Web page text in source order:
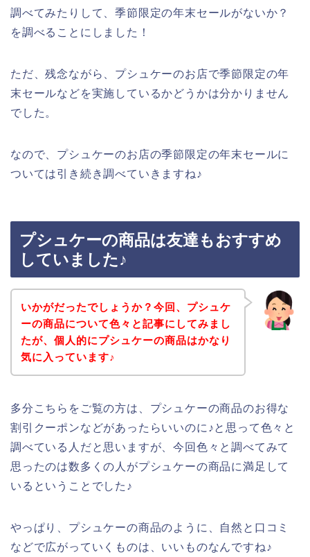
調べてみたりして、季節限定の年末セールがないか？
を調べることにしました！
ただ、残念ながら、プシュケーのお店で季節限定の年
末セールなどを実施しているかどうかは分かりません
でした。
なので、プシュケーのお店の季節限定の年末セールに
ついては引き続き調べていきますね♪
プシュケーの商品は友達もおすすめ
していました♪
いかがだったでしょうか？今回、プシュケ
ーの商品について色々と記事にしてみまし
たが、個人的にプシュケーの商品はかなり
気に入っています♪
多分こちらをご覧の方は、プシュケーの商品のお得な
割引クーポンなどがあったらいいのに♪と思って色々と
調べている人だと思いますが、今回色々と調べてみて
思ったのは数多くの人がプシュケーの商品に満足して
いるということでした♪
やっぱり、プシュケーの商品のように、自然と口コミ
などで広がっていくものは、いいものなんですね♪